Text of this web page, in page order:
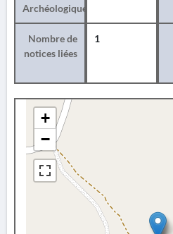
Archéologique
Nombre de
notices liées
1
+
−